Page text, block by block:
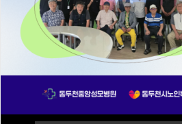
비급여 진료비용 등의 게시 변경 (2020/07/16)
비급여 진료비용 등의 게시 변경 (2020/08/07)
비급여 진료비용 등의 게시 변경 (2020/08/03)